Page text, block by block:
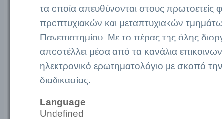
τα οποία απευθύνονται στους πρωτοετείς
προπτυχιακών και μεταπτυχιακών
Πανεπιστημίου. Με το πέρας της όλης
αποστέλλει μέσα από τα κανάλια
ηλεκτρονικό ερωτηματολόγιο με σκοπό
διαδικασίας.
Language
Undefined